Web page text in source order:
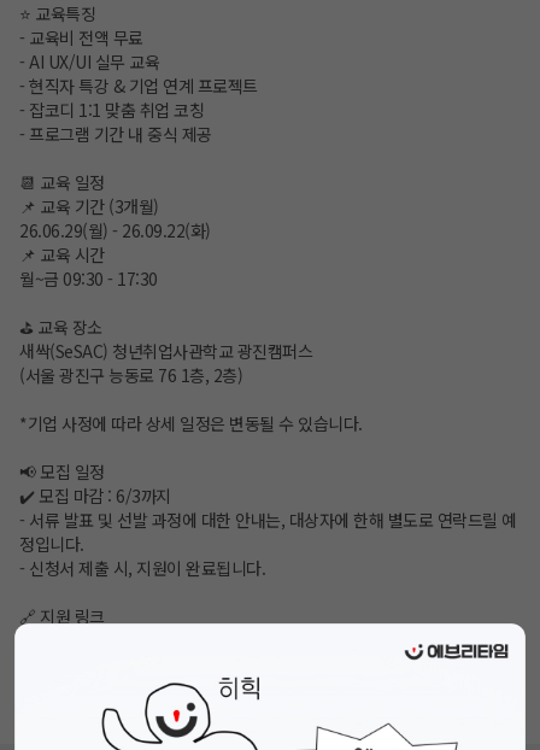
⭐️ 교육특징
- 교육비 전액 무료
- AI UX/UI 실무 교육
- 현직자 특강 & 기업 연계 프로젝트
- 잡코디 1:1 맞춤 취업 코칭
- 프로그램 기간 내 중식 제공
📆 교육 일정
📌 교육 기간 (3개월)
26.06.29(월) - 26.09.22(화)
📌 교육 시간
월~금 09:30 - 17:30
⛳️ 교육 장소
새싹(SeSAC) 청년취업사관학교 광진캠퍼스
(서울 광진구 능동로 76 1층, 2층)
*기업 사정에 따라 상세 일정은 변동될 수 있습니다.
📢 모집 일정
✔️ 모집 마감 : 6/3까지
- 서류 발표 및 선발 과정에 대한 안내는, 대상자에 한해 별도로 연락드릴 예
정입니다.
- 신청서 제출 시, 지원이 완료됩니다.
🔗 지원 링크
인사이드아웃 홈페이지 채널톡 문의